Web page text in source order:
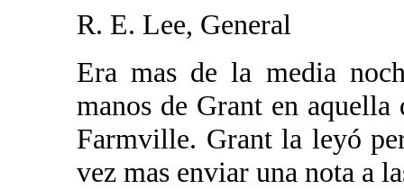
R. E. Lee, General
Era mas de la media
manos de Grant en
Farmville. Grant la leyó
vez mas enviar una nota a